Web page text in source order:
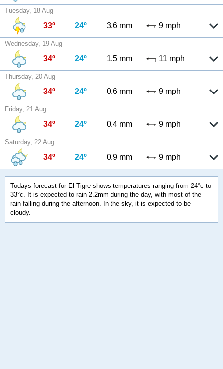
Tuesday, 18 Aug
33º 24º 3.6 mm 9 mph
Wednesday, 19 Aug
34º 24º 1.5 mm 11 mph
Thursday, 20 Aug
34º 24º 0.6 mm 9 mph
Friday, 21 Aug
34º 24º 0.4 mm 9 mph
Saturday, 22 Aug
34º 24º 0.9 mm 9 mph
Todays forecast for El Tigre shows temperatures ranging from 24°c to
33°c. It is expected to rain 2.2mm during the day, with most of the
rain falling during the afternoon. In the sky, it is expected to be
cloudy.